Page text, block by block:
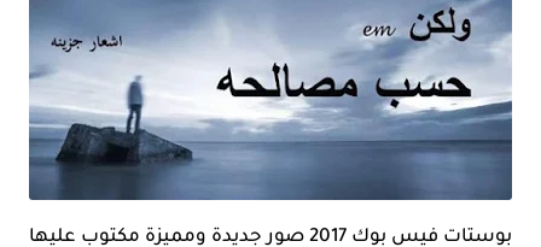
بوستات فيس بوك 2017 صور جديدة ومميزة مكتوب عليها